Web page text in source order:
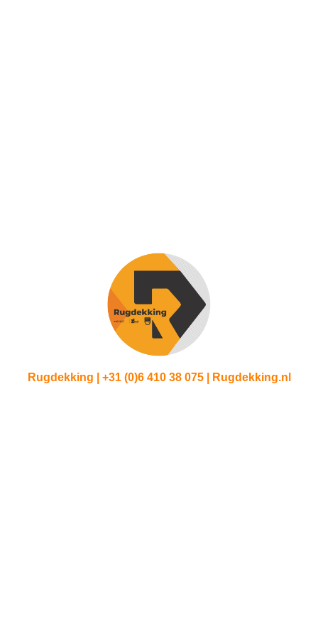
Rugdekking | +31 (0)6 410 38 075 | Rugdekking.nl